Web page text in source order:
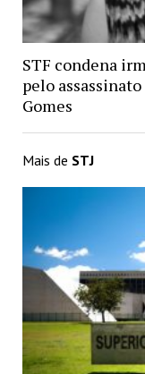
STF condena
pelo
Gomes
Mais de STJ